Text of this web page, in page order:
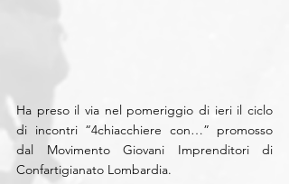
Ha preso il via nel pomeriggio di ieri il ciclo
di incontri “4chiacchiere con…” promosso
dal Movimento Giovani Imprenditori di
Confartigianato Lombardia.